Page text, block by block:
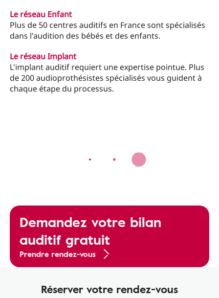
Le réseau Enfant
Plus de 50 centres auditifs en France sont spécialisés
dans l'audition des bébés et des enfants.
Le réseau Implant
L'implant auditif requiert une expertise pointue. Plus
de 200 audioprothésistes spécialisés vous guident à
chaque étape du processus.
Demandez votre bilan
auditif gratuit
Prendre rendez-vous
Réserver votre rendez-vous